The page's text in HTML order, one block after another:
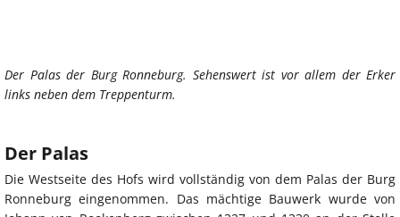
Der Palas der Burg Ronneburg. Sehenswert ist vor allem der Erker
links neben dem Treppenturm.
Der Palas
Die Westseite des Hofs wird vollständig von dem Palas der Burg
Ronneburg eingenommen. Das mächtige Bauwerk wurde von